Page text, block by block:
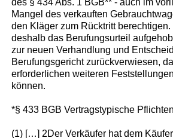
Mangel des verkauften
den Kläger zum Rücktritt
deshalb das Berufungsurteil
zur neuen Verhandlung und
Berufungsgericht zurückverwiesen,
erforderlichen weiteren
können.
*§ 433 BGB Vertragstypische
(1) […] 2Der Verkäufer hat dem